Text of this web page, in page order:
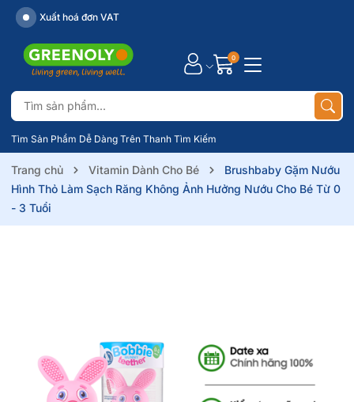
Xuất hoá đơn VAT
Tìm Sản Phẩm Dễ Dàng Trên Thanh Tìm Kiếm
0
Trang chủ Vitamin Dành Cho Bé
Brushbaby Gặm Nướu
Hình Thỏ Làm Sạch Răng Không Ảnh Hưởng Nướu Cho Bé Từ 0
- 3 Tuổi